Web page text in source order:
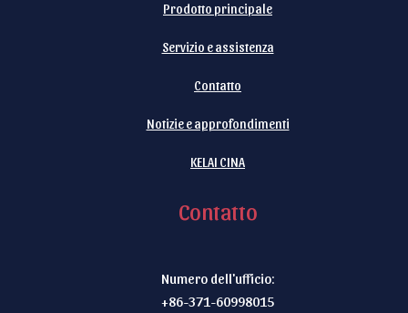
Prodotto principale
Servizio e assistenza
Contatto
Notizie e approfondimenti
KELAI CINA
Contatto
Numero dell'ufficio:
+86-371-60998015